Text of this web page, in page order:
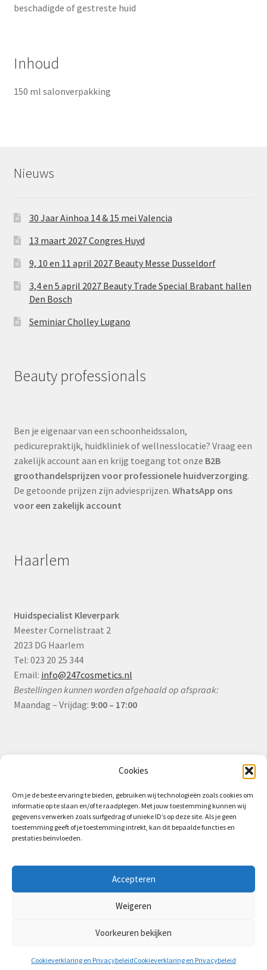
Cookies
Om je de beste ervaring te bieden, gebruiken wij technologieën zoals cookies om
informatie op te slaan en/of te raadplegen. Met jouw toestemming kunnen wij
gegevens verwerken zoals surfgedrag of unieke ID’s op deze site. Als je geen
toestemming geeft of je toestemming intrekt, kan dit bepaalde functies en
prestaties beïnvloeden.
Accepteren
Weigeren
Voorkeuren bekijken
Cookieverklaring en PrivacybeleidCookieverklaring en Privacybeleid
beschadigde of gestreste huid
Inhoud
150 ml salonverpakking
Nieuws
30 Jaar Ainhoa 14 & 15 mei Valencia
13 maart 2027 Congres Huyd
9, 10 en 11 april 2027 Beauty Messe Dusseldorf
3,4 en 5 april 2027 Beauty Trade Special Brabant hallen
Den Bosch
Seminiar Cholley Lugano
Beauty professionals
Ben je eigenaar van een schoonheidssalon,
pedicurepraktijk, huidkliniek of wellnesslocatie? Vraag een
zakelijk account aan en krijg toegang tot onze B2B
groothandelsprijzen voor professionele huidverzorging.
De getoonde prijzen zijn adviesprijzen. WhatsApp ons
voor een zakelijk account
Haarlem
Huidspecialist Kleverpark
Meester Cornelistraat 2
2023 DG Haarlem
Tel: 023 20 25 344
Email: info@247cosmetics.nl
Bestellingen kunnen worden afgehaald op afspraak:
Maandag – Vrijdag: 9:00 – 17:00
Algemene Voorwaarden (B2B)
Privacy & Cookiebeleid
Zoeken
Zoeken